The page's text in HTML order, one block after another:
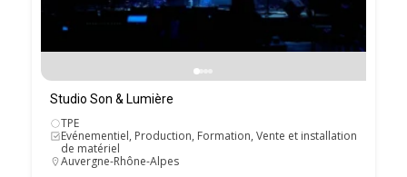
Studio Son & Lumière
TPE
Evénementiel, Production, Formation, Vente et installation
de matériel
Auvergne-Rhône-Alpes